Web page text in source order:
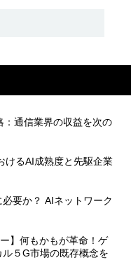
通信業界の収益を次の
けるAI成熟度と先駆企業
要か？ AIネットワーク
】何もかもが革命！ゲ
５G市場の既存概念を